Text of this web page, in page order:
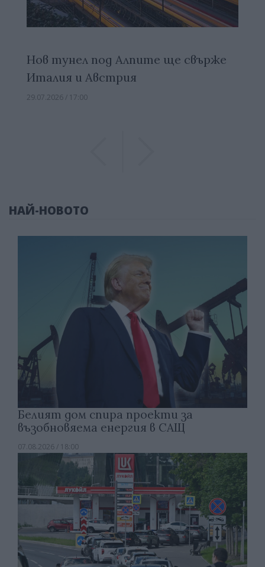
Нов тунел под Алпите ще свърже
Италия и Австрия
29.07.2026 / 17:00
НАЙ-НОВОТО
Белият дом спира проекти за
възобновяема енергия в САЩ
07.08.2026 / 18:00